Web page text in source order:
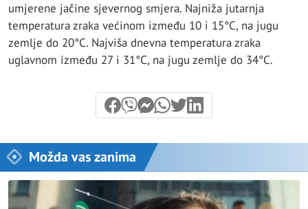
umjerene jačine sjevernog smjera. Najniža jutarnja
temperatura zraka većinom između 10 i 15°C, na jugu
zemlje do 20°C. Najviša dnevna temperatura zraka
uglavnom između 27 i 31°C, na jugu zemlje do 34°C.
Možda vas zanima